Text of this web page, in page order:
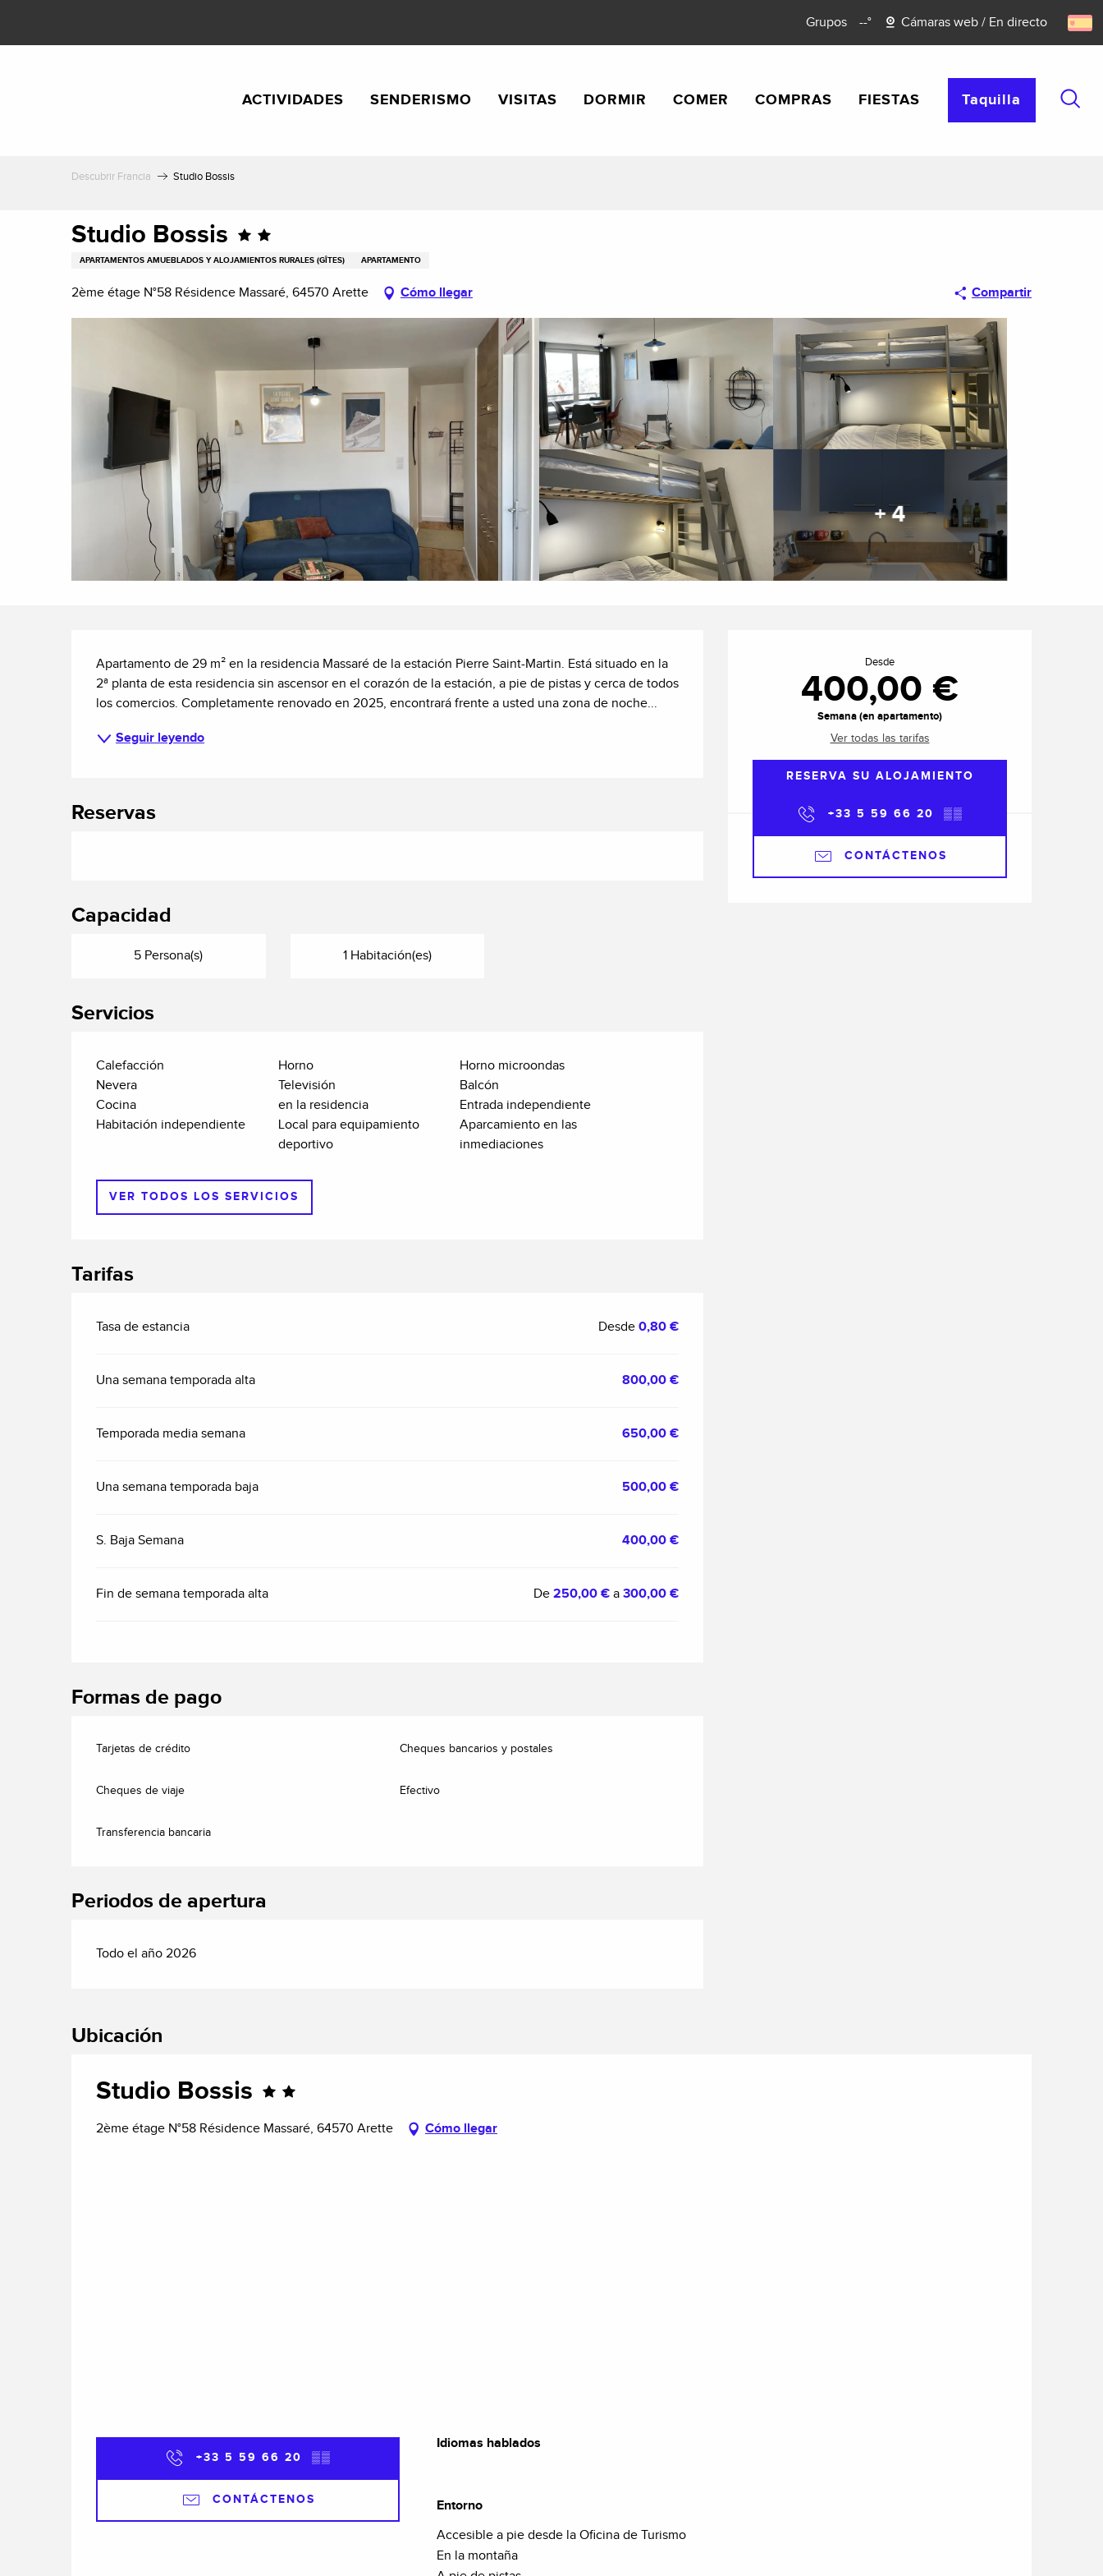
contenu
Grupos --° Cámaras web / En directo
ACTIVIDADES SENDERISMO VISITAS DORMIR COMER COMPRAS FIESTAS Taquilla
Descubrir Francia Studio Bossis
Studio Bossis
APARTAMENTOS AMUEBLADOS Y ALOJAMIENTOS RURALES (GÎTES) APARTAMENTO
2ème étage N°58 Résidence Massaré, 64570 Arette Cómo llegar Compartir
+ 4
Desde
400,00 €
Semana (en apartamento)
Ver todas las tarifas
RESERVA SU ALOJAMIENTO
+33 5 59 66 20 ▒▒
CONTÁCTENOS
Descripción
Apartamento de 29 m² en la residencia Massaré de la estación Pierre Saint-Martin. Está situado en la
2ª planta de esta residencia sin ascensor en el corazón de la estación, a pie de pistas y cerca de todos
los comercios. Completamente renovado en 2025, encontrará frente a usted una zona de noche...
Seguir leyendo
Reservas
Capacidad
5 Persona(s) 1 Habitación(es)
Servicios
Calefacción Horno
Horno microondas
Nevera
Televisión
Balcón
Cocina
en la residencia
Entrada independiente
Habitación independiente
Local para equipamiento
deportivo
Aparcamiento en las
inmediaciones
VER TODOS LOS SERVICIOS
Tarifas
Tasa de estancia Desde0,80 €
Una semana temporada alta 800,00 €
Temporada media semana 650,00 €
Una semana temporada baja 500,00 €
S. Baja Semana 400,00 €
Fin de semana temporada alta De250,00 € a300,00 €
Formas de pago
Tarjetas de crédito Cheques bancarios y postales
Cheques de viaje Efectivo
Transferencia bancaria
Periodos de apertura
Todo el año 2026
Ubicación
Studio Bossis
2ème étage N°58 Résidence Massaré, 64570 Arette Cómo llegar
+33 5 59 66 20 ▒▒
CONTÁCTENOS
Idiomas hablados
Idiomas hablados
Entorno
Entorno
Accesible a pie desde la Oficina de Turismo
En la montaña